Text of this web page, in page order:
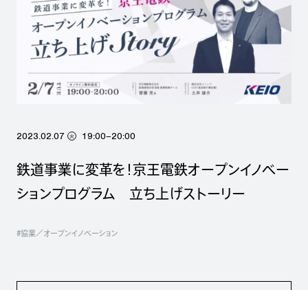
2023.02.07 火 19:00–20:00
鉄道事業に変革を！京王電鉄オープンイノベー
ションプログラム 立ち上げストーリー
#協業／オープンイノベーション